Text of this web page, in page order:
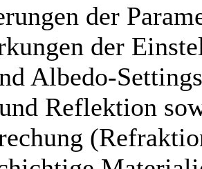
der
der
Albedo-
Reflektion